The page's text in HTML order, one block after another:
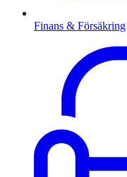
Finans & Försäkring